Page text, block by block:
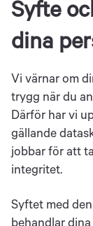
Syfte
dina
Vi värnar om
trygg när du
Därför har vi
gällande
jobbar för att
integritet.
Syftet med